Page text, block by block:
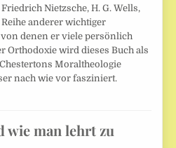
Nietzsche, H. G. Wells,
anderer wichtiger
denen er viele persönlich
Orthodoxie wird dieses Buch als
Moraltheologie
nach wie vor fasziniert.
wie man lehrt zu